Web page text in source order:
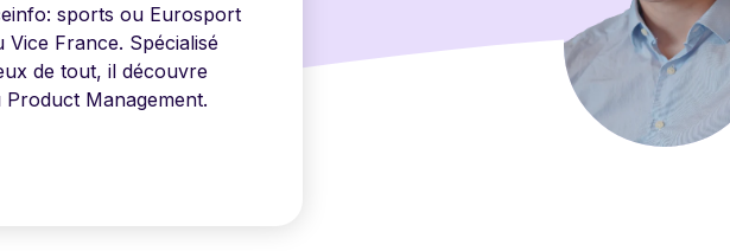
sports ou Eurosport
France. Spécialisé
de tout, il découvre
Management.